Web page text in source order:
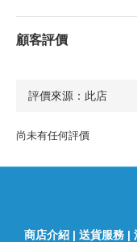
顧客評價
尚未有任何評價
商店介紹 | 送貨服務 |